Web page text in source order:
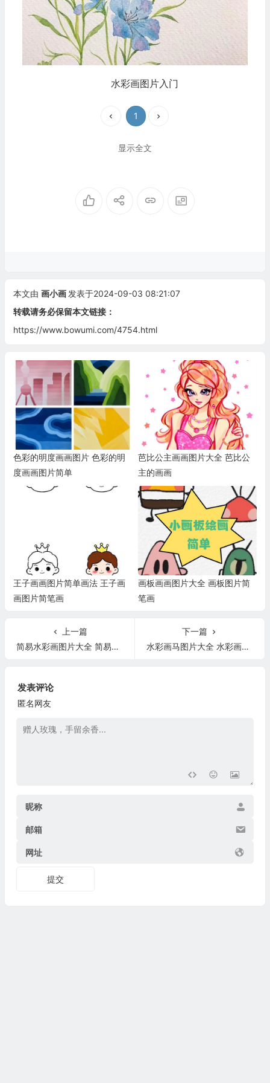
水彩画图片入门
1
显示全文
本文由 画小画 发表于2024-09-03 08:21:07
转载请务必保留本文链接：
https://www.bowumi.com/4754.html
色彩的明度画画图片 色彩的明
度画画图片简单
芭比公主画画图片大全 芭比公
主的画画
王子画画图片简单画法 王子画
画图片简笔画
画板画画图片大全 画板图片简
笔画
上一篇
简易水彩画图片大全 简易水彩画图片初学者
下一篇
水彩画马图片大全 水彩画图片大全简单
发表评论
匿名网友
昵称
邮箱
网址
提交